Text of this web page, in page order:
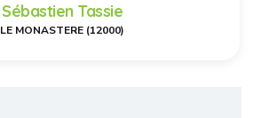
Sébastien Tassie
LE MONASTERE (12000)